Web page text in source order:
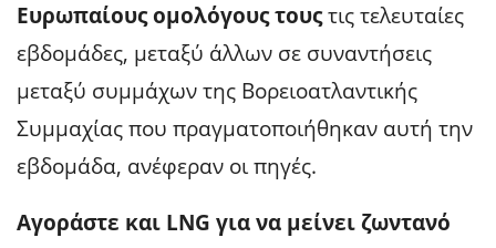
Ευρωπαίους ομολόγους τουςτις τελευταίες
εβδομάδες, μεταξύ άλλων σε συναντήσεις
μεταξύ συμμάχων της Βορειοατλαντικής
Συμμαχίας που πραγματοποιήθηκαν αυτή την
εβδομάδα, ανέφεραν οι πηγές.
Αγοράστε και LNG για να μείνει ζωντανό